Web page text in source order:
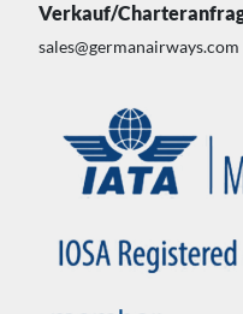
Verkauf/
sales@germanairways.com